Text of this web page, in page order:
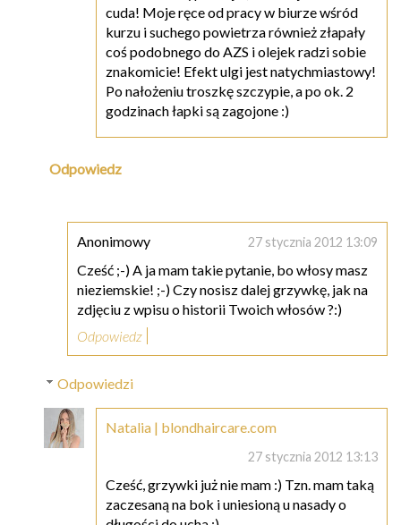
cuda! Moje ręce od pracy w biurze wśród
kurzu i suchego powietrza również złapały
coś podobnego do AZS i olejek radzi sobie
znakomicie! Efekt ulgi jest natychmiastowy!
Po nałożeniu troszkę szczypie, a po ok. 2
godzinach łapki są zagojone :)
Odpowiedz
Anonimowy 27 stycznia 2012 13:09
Cześć ;-) A ja mam takie pytanie, bo włosy masz
nieziemskie! ;-) Czy nosisz dalej grzywkę, jak na
zdjęciu z wpisu o historii Twoich włosów ?:)
Odpowiedz
Odpowiedzi
Natalia | blondhaircare.com
27 stycznia 2012 13:13
Cześć, grzywki już nie mam :) Tzn. mam taką
zaczesaną na bok i uniesioną u nasady o